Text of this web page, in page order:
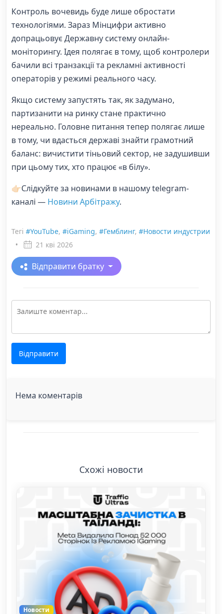
Контроль вочевидь буде лише обростати
технологіями. Зараз Мінцифри активно
допрацьовує Державну систему онлайн-
моніторингу. Ідея полягає в тому, щоб контролери
бачили всі транзакції та рекламні активності
операторів у режимі реального часу.
Якщо систему запустять так, як задумано,
партизанити на ринку стане практично
нереально. Головне питання тепер полягає лише
в тому, чи вдасться державі знайти грамотний
баланс: вичистити тіньовий сектор, не задушивши
при цьому тих, хто працює «в білу».
👉🏻Слідкуйте за новинами в нашому telegram-
каналі — Новини Арбітражу.
Тегі #YouTube, #iGaming, #Гемблинг, #Новости индустрии
•
21 кві 2026
Відправити братку
Відправити
Нема коментарів
Схожі новости
Новости